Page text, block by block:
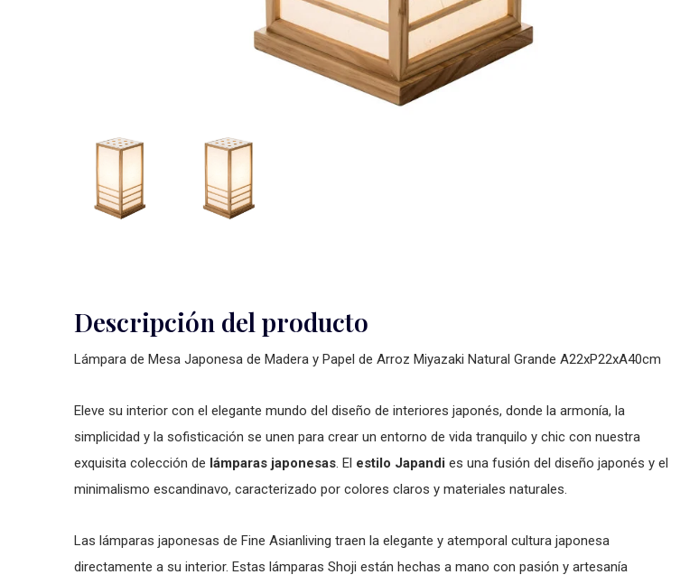
Descripción del producto
Lámpara de Mesa Japonesa de Madera y Papel de Arroz Miyazaki Natural Grande A22xP22xA40cm
Eleve su interior con el elegante mundo del diseño de interiores japonés, donde la armonía, la
simplicidad y la sofisticación se unen para crear un entorno de vida tranquilo y chic con nuestra
exquisita colección de lámparas japonesas. El estilo Japandi es una fusión del diseño japonés y el
minimalismo escandinavo, caracterizado por colores claros y materiales naturales.
Las lámparas japonesas de Fine Asianliving traen la elegante y atemporal cultura japonesa
directamente a su interior. Estas lámparas Shoji están hechas a mano con pasión y artesanía